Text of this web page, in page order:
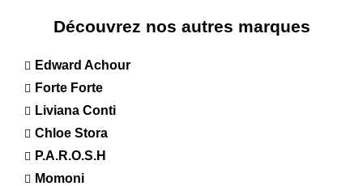
Découvrez nos autres marques
Edward Achour
Forte Forte
Liviana Conti
Chloe Stora
P.A.R.O.S.H
Momoni